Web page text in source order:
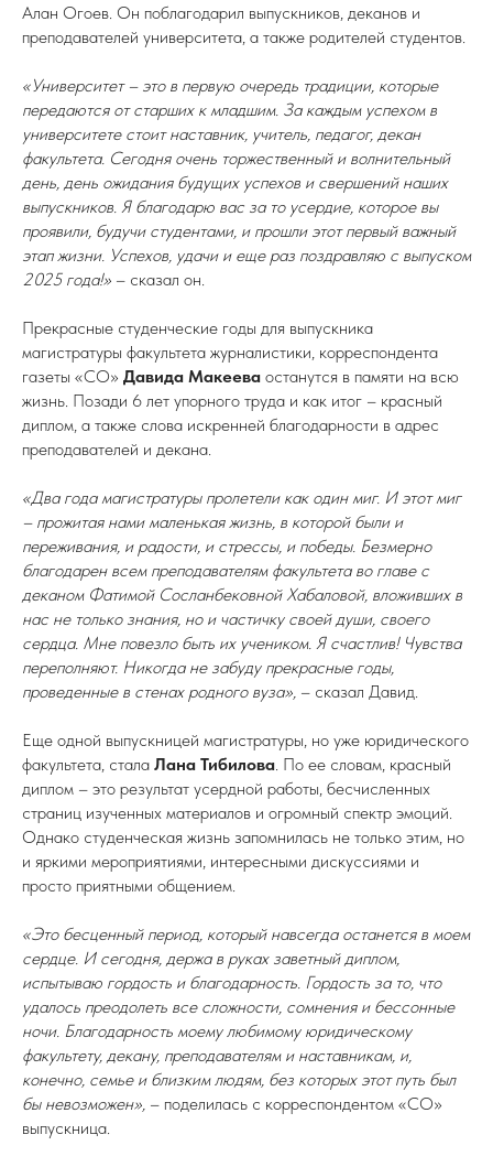
Алан Огоев. Он поблагодарил выпускников, деканов и
преподавателей университета, а также родителей студентов.
«Университет – это в первую очередь традиции, которые
передаются от старших к младшим. За каждым успехом в
университете стоит наставник, учитель, педагог, декан
факультета. Сегодня очень торжественный и волнительный
день, день ожидания будущих успехов и свершений наших
выпускников. Я благодарю вас за то усердие, которое вы
проявили, будучи студентами, и прошли этот первый важный
этап жизни. Успехов, удачи и еще раз поздравляю с выпуском
2025 года!» – сказал он.
Прекрасные студенческие годы для выпускника
магистратуры факультета журналистики, корреспондента
газеты «СО» Давида Макеева останутся в памяти на всю
жизнь. Позади 6 лет упорного труда и как итог – красный
диплом, а также слова искренней благодарности в адрес
преподавателей и декана.
«Два года магистратуры пролетели как один миг. И этот миг
– прожитая нами маленькая жизнь, в которой были и
переживания, и радости, и стрессы, и победы. Безмерно
благодарен всем преподавателям факультета во главе с
деканом Фатимой Сосланбековной Хабаловой, вложивших в
нас не только знания, но и частичку своей души, своего
сердца. Мне повезло быть их учеником. Я счастлив! Чувства
переполняют. Никогда не забуду прекрасные годы,
проведенные в стенах родного вуза», – сказал Давид.
Еще одной выпускницей магистратуры, но уже юридического
факультета, стала Лана Тибилова. По ее словам, красный
диплом – это результат усердной работы, бесчисленных
страниц изученных материалов и огромный спектр эмоций.
Однако студенческая жизнь запомнилась не только этим, но
и яркими мероприятиями, интересными дискуссиями и
просто приятными общением.
«Это бесценный период, который навсегда останется в моем
сердце. И сегодня, держа в руках заветный диплом,
испытываю гордость и благодарность. Гордость за то, что
удалось преодолеть все сложности, сомнения и бессонные
ночи. Благодарность моему любимому юридическому
факультету, декану, преподавателям и наставникам, и,
конечно, семье и близким людям, без которых этот путь был
бы невозможен», – поделилась с корреспондентом «СО»
выпускница.